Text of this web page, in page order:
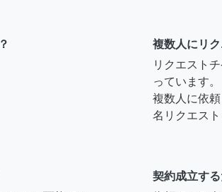
複数人にリク
リクエスト
っています。
複数人に依
名リクエスト
契約成立す